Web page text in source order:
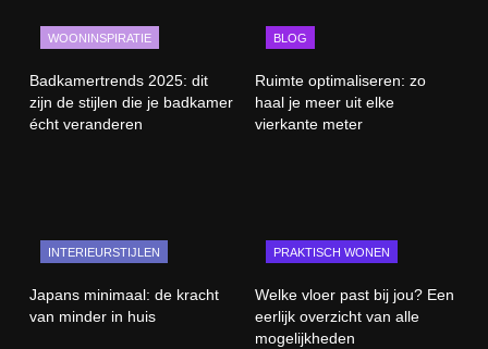
WOONINSPIRATIE
Badkamertrends 2025: dit
zijn de stijlen die je badkamer
écht veranderen
BLOG
Ruimte optimaliseren: zo
haal je meer uit elke
vierkante meter
INTERIEURSTIJLEN
Japans minimaal: de kracht
van minder in huis
PRAKTISCH WONEN
Welke vloer past bij jou? Een
eerlijk overzicht van alle
mogelijkheden